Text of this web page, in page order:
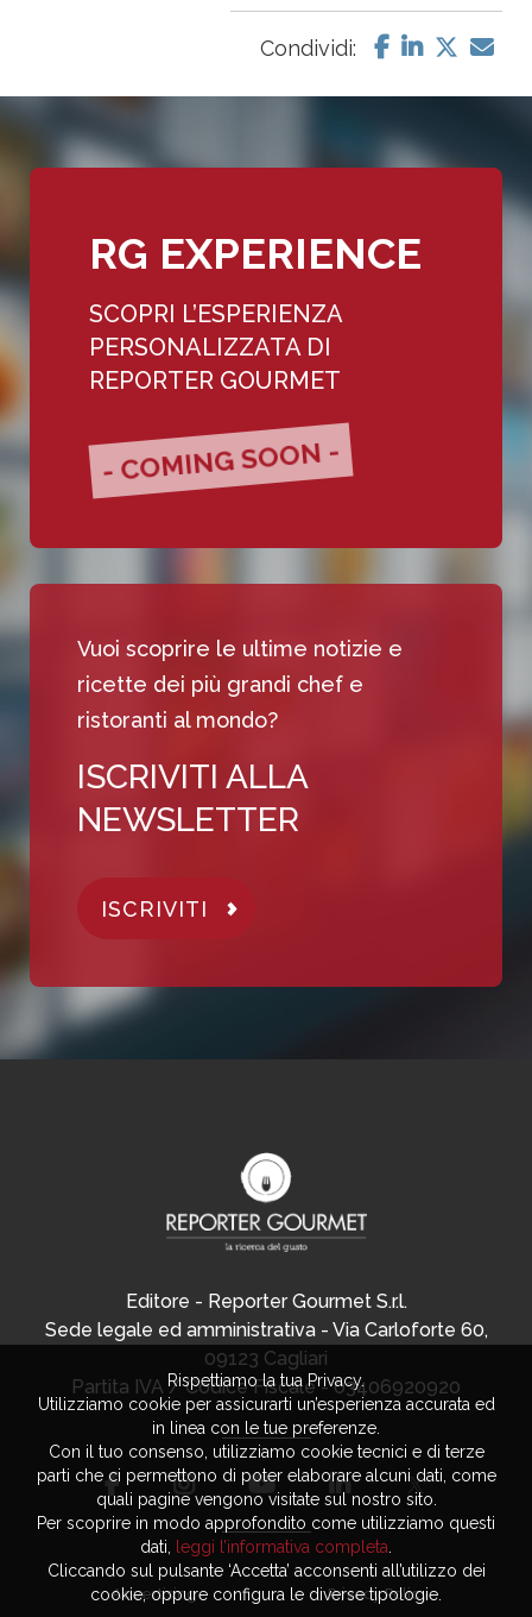
Condividi:
RG EXPERIENCE
SCOPRI L’ESPERIENZA
PERSONALIZZATA DI
REPORTER GOURMET
- COMING SOON -
Vuoi scoprire le ultime notizie e
ricette dei più grandi chef e
ristoranti al mondo?
ISCRIVITI ALLA
NEWSLETTER
ISCRIVITI
Editore - Reporter Gourmet S.r.l.
Sede legale ed amministrativa - Via Carloforte 60,
09123 Cagliari
Partita IVA / Codice Fiscale - 03406920920
Advertising Privacy Policy
Rispettiamo la tua Privacy.
Utilizziamo cookie per assicurarti un’esperienza accurata ed
in linea con le tue preferenze.
Con il tuo consenso, utilizziamo cookie tecnici e di terze
parti che ci permettono di poter elaborare alcuni dati, come
quali pagine vengono visitate sul nostro sito.
Per scoprire in modo approfondito come utilizziamo questi
dati,
leggi l’informativa completa
Cliccando sul pulsante ‘Accetta’ acconsenti all’utilizzo dei
cookie, oppure configura le diverse tipologie.